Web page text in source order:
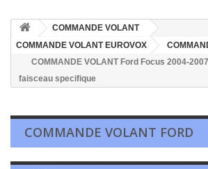
COMMANDE VOLANT
COMMANDE VOLANT EUROVOX
COMMANDE VOLANT Ford Focus 2004-
faisceau specifique
COMMANDE VOLANT FORD